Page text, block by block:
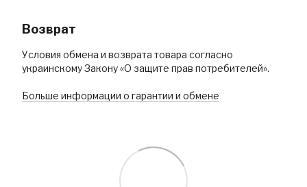
Возврат
Условия обмена и возврата товара согласно
украинскому Закону «О защите прав потребителей».
Больше информации о гарантии и обмене